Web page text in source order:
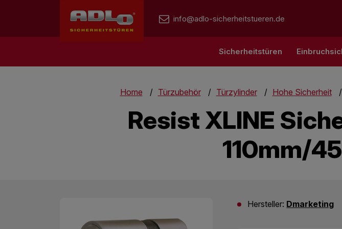
info@adlo-sicherheitstueren.de
Sicherheitstüren
Home Türzubehör Türzylinder Hohe Sicherheit
Resist XLINE
110mm/
Hersteller: Dmarketing